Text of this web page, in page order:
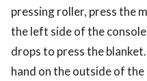
pressing roller, press the
the left side of the
drops to press the
hand on the outside of